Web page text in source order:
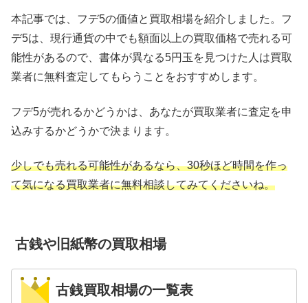
本記事では、フデ5の価値と買取相場を紹介しました。フ
デ5は、現行通貨の中でも額面以上の買取価格で売れる可
能性があるので、書体が異なる5円玉を見つけた人は買取
業者に無料査定してもらうことをおすすめします。
フデ5が売れるかどうかは、あなたが買取業者に査定を申
込みするかどうかで決まります。
少しでも売れる可能性があるなら、30秒ほど時間を作っ
て気になる買取業者に無料相談してみてくださいね。
古銭や旧紙幣の買取相場
古銭買取相場の一覧表